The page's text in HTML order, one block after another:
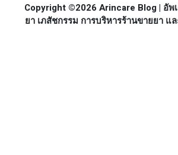
Copyright ©2026 Arincare Blog | อัพ
ยา เภสัชกรรม การบริหารร้านขายยา แ